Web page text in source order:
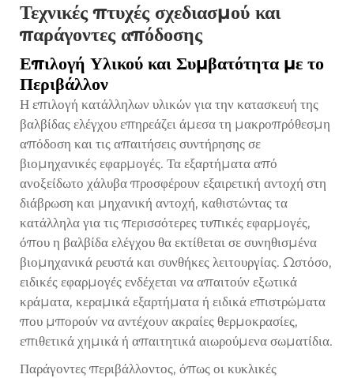
Τεχνικές πτυχές σχεδιασμού και
παράγοντες απόδοσης
Επιλογή Υλικού και Συμβατότητα με το
Περιβάλλον
Η επιλογή κατάλληλων υλικών για την κατασκευή της
βαλβίδας ελέγχου επηρεάζει άμεσα τη μακροπρόθεσμη
απόδοση και τις απαιτήσεις συντήρησης σε
βιομηχανικές εφαρμογές. Τα εξαρτήματα από
ανοξείδωτο χάλυβα προσφέρουν εξαιρετική αντοχή στη
διάβρωση και μηχανική αντοχή, καθιστώντας τα
κατάλληλα για τις περισσότερες τυπικές εφαρμογές,
όπου η βαλβίδα ελέγχου θα εκτίθεται σε συνηθισμένα
βιομηχανικά ρευστά και συνθήκες λειτουργίας. Ωστόσο,
ειδικές εφαρμογές ενδέχεται να απαιτούν εξωτικά
κράματα, κεραμικά εξαρτήματα ή ειδικά επιστρώματα
που μπορούν να αντέχουν ακραίες θερμοκρασίες,
επιθετικά χημικά ή απαιτητικά αιωρούμενα σωματίδια.
Παράγοντες περιβάλλοντος, όπως οι κυκλικές